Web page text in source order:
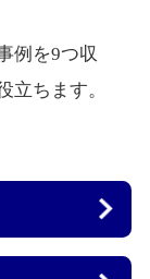
例を9つ収
立ちます。